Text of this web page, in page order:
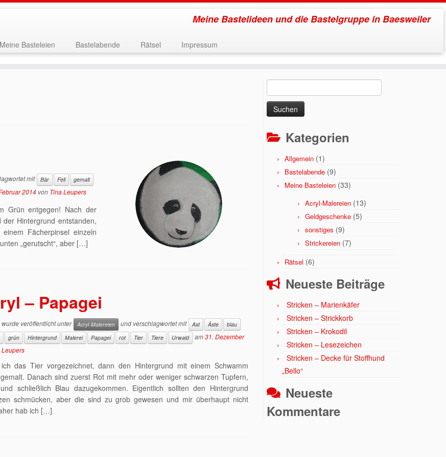
Meine Bastelideen und die Bastelgruppe in Baesweiler
Meine Basteleien Bastelabende Rätsel Impressum
mit Bär Fell
gemalt
2014 von Tina Leupers
Grün entgegen! Nach der
Hintergrund entstanden,
Fächerpinsel einzeln
„gerutscht“, aber […]
– Papagei
veröffentlicht unter Acryl-Malereien und verschlagwortet mit Ast Äste
blau
grün Hintergrund Malerei Papagei rot Tier Tiere Urwald am31. Dezember
Leupers
das Tier vorgezeichnet, dann den Hintergrund mit einem Schwamm
Danach sind zuerst Rot mit mehr oder weniger schwarzen Tupfern,
schließlich Blau dazugekommen. Eigentlich sollten den Hintergrund
schmücken, aber die sind zu grob gewesen und mir überhaupt nicht
hab ich […]
nach:
Kategorien
Allgemein (1)
Bastelabende (9)
Meine Basteleien (33)
Acryl-Malereien (13)
Geldgeschenke (5)
sonstiges (9)
Strickereien (7)
Rätsel (6)
Neueste Beiträge
Stricken – Marienkäfer
Stricken – Strickkorb
Stricken – Krokodil
Stricken – Lesezeichen
Stricken – Decke für Stoffhund
„Bello“
Neueste
Kommentare